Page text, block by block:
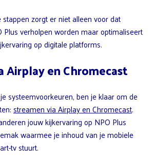
zorgt er niet alleen voor dat
verholpen worden maar optimaliseert
op digitale platforms.
Airplay en Chromecast
systeemvoorkeuren, ben je klaar om de
streamen via Airplay en Chromecast.
jouw kijkervaring op NPO Plus
waarmee je inhoud van je mobiele
tv stuurt.